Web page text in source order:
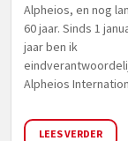
Alpheios, en nog
60 jaar. Sinds 1
jaar ben ik
Alpheios
LEES VERDER